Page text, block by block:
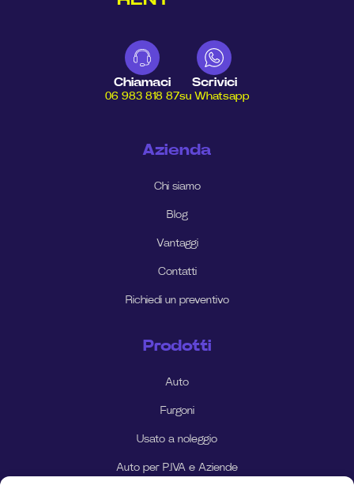
Chiamaci
06 983 818 87
Scrivici
su Whatsapp
Azienda
Chi siamo
Blog
Vantaggi
Contatti
Richiedi un preventivo
Prodotti
Auto
Furgoni
Usato a noleggio
Auto per P.IVA e Aziende